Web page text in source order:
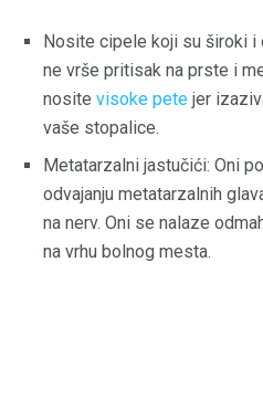
Nosite cipele koji su široki i
ne vrše pritisak na prste i
nosite visoke pete jer
vaše stopalice.
Metatarzalni jastučići: Oni
odvajanju metatarzalnih
na nerv. Oni se nalaze
na vrhu bolnog mesta.